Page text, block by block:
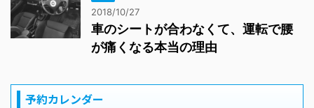
2018/10/27
車のシートが合わなくて、運転で腰
が痛くなる本当の理由
予約カレンダー